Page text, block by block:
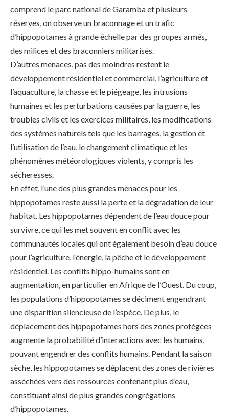
comprend le parc national de Garamba et plusieurs
réserves, on observe un braconnage et un trafic
d’hippopotames à grande échelle par des groupes armés,
des milices et des braconniers militarisés.
D’autres menaces, pas des moindres restent le
développement résidentiel et commercial, l’agriculture et
l’aquaculture, la chasse et le piégeage, les intrusions
humaines et les perturbations causées par la guerre, les
troubles civils et les exercices militaires, les modifications
des systèmes naturels tels que les barrages, la gestion et
l’utilisation de l’eau, le changement climatique et les
phénomènes météorologiques violents, y compris les
sécheresses.
En effet, l’une des plus grandes menaces pour les
hippopotames reste aussi la perte et la dégradation de leur
habitat. Les hippopotames dépendent de l’eau douce pour
survivre, ce qui les met souvent en conflit avec les
communautés locales qui ont également besoin d’eau douce
pour l’agriculture, l’énergie, la pêche et le développement
résidentiel. Les conflits hippo-humains sont en
augmentation, en particulier en Afrique de l’Ouest. Du coup,
les populations d’hippopotames se déciment engendrant
une disparition silencieuse de l’espèce. De plus, le
déplacement des hippopotames hors des zones protégées
augmente la probabilité d’interactions avec les humains,
pouvant engendrer des conflits humains. Pendant la saison
sèche, les hippopotames se déplacent des zones de rivières
asséchées vers des ressources contenant plus d’eau,
constituant ainsi de plus grandes congrégations
d’hippopotames.